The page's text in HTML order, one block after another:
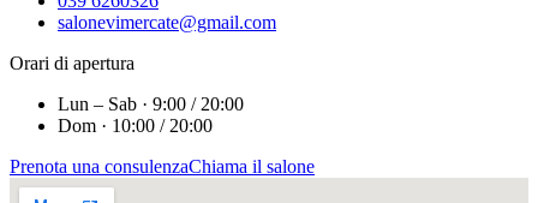
salonevimercate@gmail.com
Orari di apertura
Lun – Sab · 9:00 / 20:00
Dom · 10:00 / 20:00
Prenota una consulenzaChiama il salone